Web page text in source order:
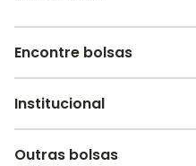
Encontre bolsas
Melhores escolas de São Paulo
Escolas por cidade e bairro
Institucional
Sobre o Melhor Escola
Outras bolsas